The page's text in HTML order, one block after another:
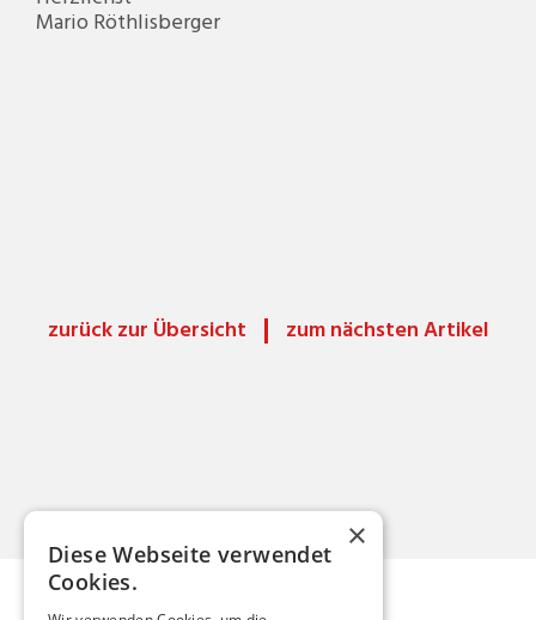
Mario Röthlisberger
zurück zur Übersicht zum nächsten Artikel
×
Diese Webseite verwendet
Cookies.